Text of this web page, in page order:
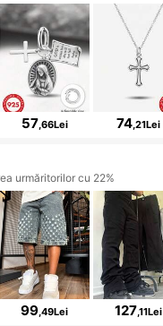
57,66Lei 74,21Lei
urmăritorilor cu 22%
99,49Lei 127,11Lei